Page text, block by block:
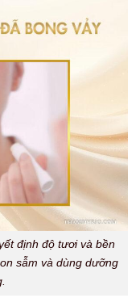
định độ tươi và bền
sẫm và dùng dưỡng